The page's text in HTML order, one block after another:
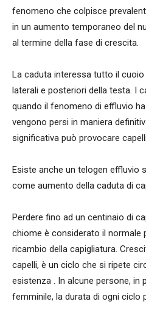
fenomeno che colpisce
in un aumento temporaneo del
al termine della fase di crescita.
La caduta interessa tutto il
laterali e posteriori della testa. I
quando il fenomeno di effluvio
vengono persi in maniera
significativa può provocare
Esiste anche un telogen effluvio
come aumento della caduta di
Perdere fino ad un centinaio di
chiome è considerato il normale
ricambio della capigliatura.
capelli, è un ciclo che si ripete
esistenza . In alcune persone, in
femminile, la durata di ogni ciclo